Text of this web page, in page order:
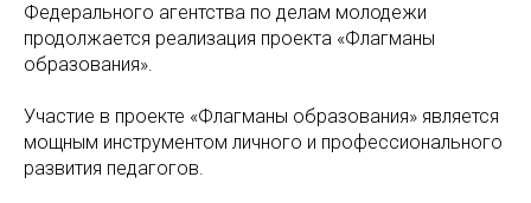
Федерального агентства по делам молодежи
продолжается реализация проекта «Флагманы
образования».
Участие в проекте «Флагманы образования» является
мощным инструментом личного и профессионального
развития педагогов.